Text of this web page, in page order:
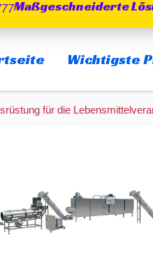
Maßgeschneiderte
Wichtigste
für die